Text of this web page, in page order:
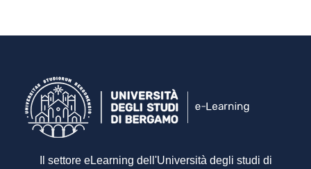
Il settore eLearning dell'Università degli studi di